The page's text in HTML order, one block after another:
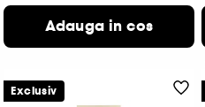
201,00 Lei
100,50 Lei /100ml
Adauga in cos
Exclusiv